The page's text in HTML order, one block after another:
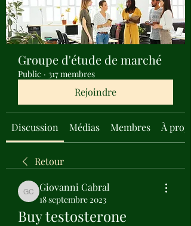
Groupe d'étude de marché
Public · 317 membres
Rejoindre
Discussion Médias Membres À
Retour
Giovanni Cabral
Giovanni Cabral
18 septembre 2023
Buy testosterone